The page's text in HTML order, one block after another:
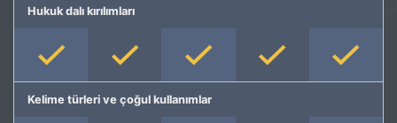
Hukuk dalı kırılımları
Kelime türleri ve çoğul kullanımlar